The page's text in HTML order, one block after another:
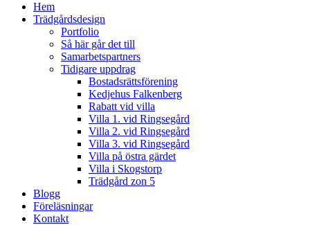
Hem
Trädgårdsdesign
Portfolio
Så här går det till
Samarbetspartners
Tidigare uppdrag
Bostadsrättsförening
Kedjehus Falkenberg
Rabatt vid villa
Villa 1. vid Ringsegård
Villa 2. vid Ringsegård
Villa 3. vid Ringsegård
Villa på östra gärdet
Villa i Skogstorp
Trädgård zon 5
Blogg
Föreläsningar
Kontakt